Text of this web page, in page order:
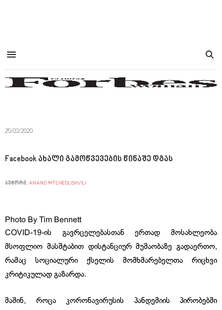
25/03/2020
Facebook ახალი გამოწვევების წინაშე დგას
ავტორი: ANANO MTCHEDLISHVILI
Photo By Tim Bennett
COVID-19-ის გავრცელებასთან ერთად მოსახლეობა
მსოფლიო მასშტაბით დისტანციურ მუშაობაზე გადაერთო,
რამაც სოციალური ქსელის მომხმარებელთა რიცხვი
კრიტიკულად გაზარდა.
მაშინ, როცა კორონავირუსის პანდემიის პირობებში